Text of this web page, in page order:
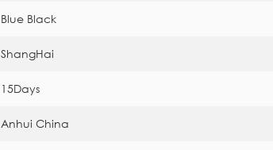
Blue Black
ShangHai
15Days
Anhui China